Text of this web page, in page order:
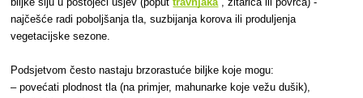
najčešće radi poboljšanja tla, suzbijanja korova ili produljenja
vegetacijske sezone.
Podsjetvom često nastaju brzorastuće biljke koje mogu:
– povećati plodnost tla (na primjer, mahunarke koje vežu dušik),